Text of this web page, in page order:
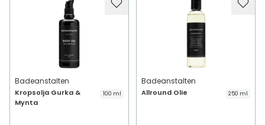
Badeanstalten
Kropsolja Gurka &
Mynta
100 ml
Badeanstalten
Allround Olie 250 ml